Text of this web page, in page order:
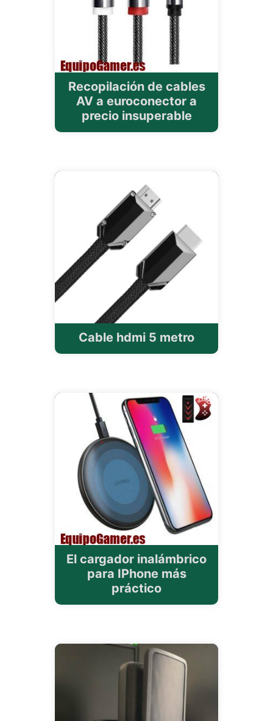
Recopilación de cables
AV a euroconector a
precio insuperable
Cable hdmi 5 metro
El cargador inalámbrico
para IPhone más
práctico